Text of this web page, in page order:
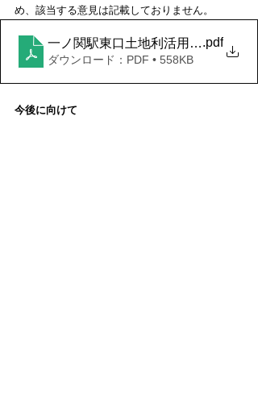
め、該当する意見は記載しておりません。
一ノ関駅東口土地利活用事業に関
.pdf
ダウンロード：PDF • 558KB
今後に向けて